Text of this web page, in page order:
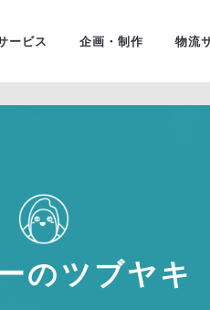
ービス 企画・制作 物流
のツブヤキ